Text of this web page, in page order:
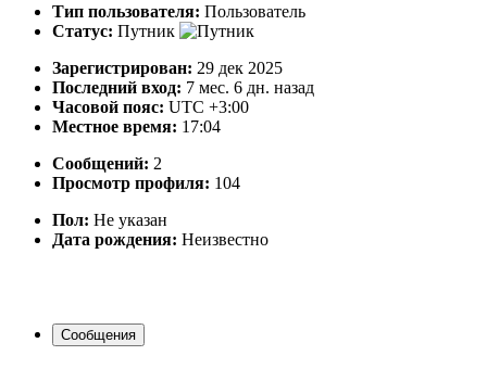
Тип пользователя: Пользователь
Статус: Путник
Зарегистрирован: 29 дек 2025
Последний вход: 7 мес. 6 дн. назад
Часовой пояс: UTC +3:00
Местное время: 17:04
Сообщений: 2
Просмотр профиля: 104
Пол: Не указан
Дата рождения: Неизвестно
Сообщения